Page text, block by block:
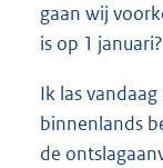
gaan wij
is op 1 januari?
Ik las
binnenlands
de